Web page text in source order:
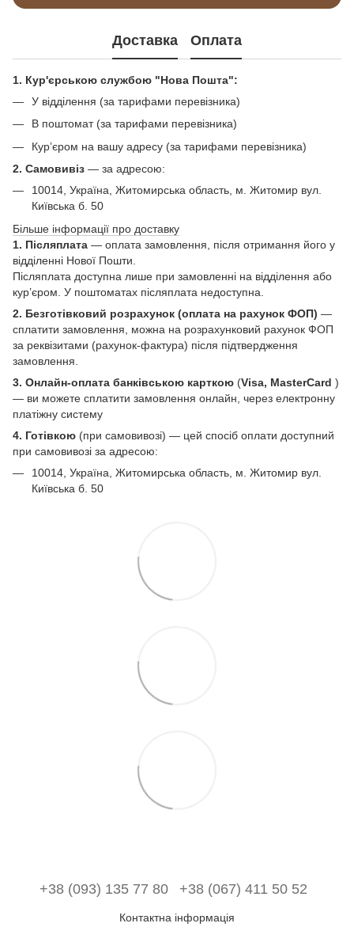
Доставка Оплата
1. Кур'єрською службою "Нова Пошта":
У відділення (за тарифами перевізника)
В поштомат (за тарифами перевізника)
Кур’єром на вашу адресу (за тарифами перевізника)
2. Самовивіз — за адресою:
10014, Україна, Житомирська область, м. Житомир вул.
Київська б. 50
Більше інформації про доставку
1. Післяплата — оплата замовлення, після отримання його у
відділенні Нової Пошти.
Післяплата доступна лише при замовленні на відділення або
кур’єром. У поштоматах післяплата недоступна.
2. Безготівковий розрахунок (оплата на рахунок ФОП) —
сплатити замовлення, можна на розрахунковий рахунок ФОП
за реквізитами (рахунок-фактура) після підтвердження
замовлення.
3. Онлайн-оплата банківською карткою (Visa, MasterCard )
— ви можете сплатити замовлення онлайн, через електронну
платіжну систему
4. Готівкою (при самовивозі) — цей спосіб оплати доступний
при самовивозі за адресою:
10014, Україна, Житомирська область, м. Житомир вул.
Київська б. 50
+38 (093) 135 77 80 +38 (067) 411 50 52
Контактна інформація